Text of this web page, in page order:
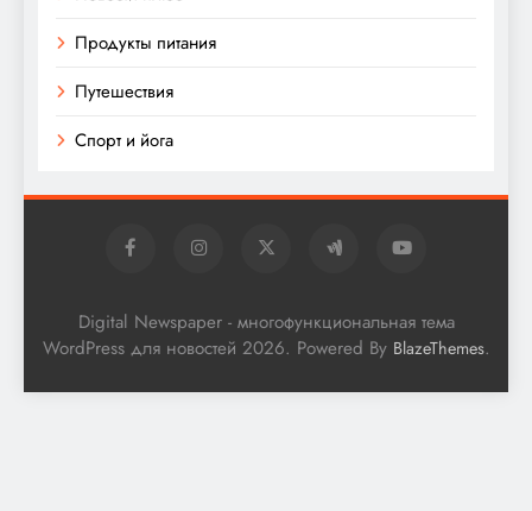
Продукты питания
Путешествия
Спорт и йога
Digital Newspaper - многофункциональная тема
WordPress для новостей 2026. Powered By BlazeThemes.